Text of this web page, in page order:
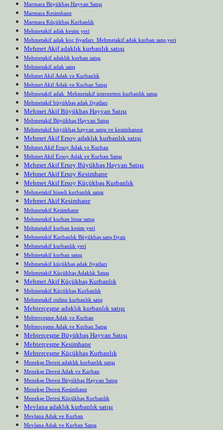
Marmara Büyükbaş Hayvan Satışı
Marmara Kesimhane
Marmara Küçükbaş Kurbanlık
Mehmetakif adak kesim yeri
Mehmetakif adak koç fiyatları Mehmetakif adak kurban satış yeri
Mehmet Akif adaklık kurbanlık satışı
Mehmetakif adaklık kurban satışı
Mehmetakif adak satış
Mehmet Akif Adak ve Kurbanlık
Mehmet Akif Adak ve Kurban Satışı
Mehmetakif adak Mehmetakif internetten kurbanlık satışı
Mehmetakif büyükbaş adak fiyatları
Mehmet Akif Büyükbaş Hayvan Satışı
Mehmetakif Büyükbaş Hayvan Satışı
Mehmetakif büyükbaş hayvan satışı ve kesimhanesi
Mehmet Akif Ersoy adaklık kurbanlık satışı
Mehmet Akif Ersoy Adak ve Kurban
Mehmet Akif Ersoy Adak ve Kurban Satışı
Mehmet Akif Ersoy Büyükbaş Hayvan Satışı
Mehmet Akif Ersoy Kesimhane
Mehmet Akif Ersoy Küçükbaş Kurbanlık
Mehmetakif hisseli kurbanlık satışı
Mehmet Akif Kesimhane
Mehmetakif Kesimhane
Mehmetakif kurban hisse satışı
Mehmetakif kurban kesim yeri
Mehmetakif Kurbanlık Büyükbaş satış fiyatı
Mehmetakif kurbanlık yeri
Mehmetakif kurban satışı
Mehmetakif küçükbaş adak fiyatları
Mehmetakif Küçükbaş Adaklık Satışı
Mehmet Akif Küçükbaş Kurbanlık
Mehmetakif Küçükbaş Kurbanlık
Mehmetakif online kurbanlık satış
Mehterçeşme adaklık kurbanlık satışı
Mehterçeşme Adak ve Kurban
Mehterçeşme Adak ve Kurban Satışı
Mehterçeşme Büyükbaş Hayvan Satışı
Mehterçeşme Kesimhane
Mehterçeşme Küçükbaş Kurbanlık
Menekşe Deresi adaklık kurbanlık satışı
Menekşe Deresi Adak ve Kurban
Menekşe Deresi Büyükbaş Hayvan Satışı
Menekşe Deresi Kesimhane
Menekşe Deresi Küçükbaş Kurbanlık
Mevlana adaklık kurbanlık satışı
Mevlana Adak ve Kurban
Mevlana Adak ve Kurban Satışı